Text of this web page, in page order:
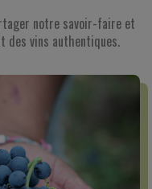
notre savoir-faire et
des vins authentiques.